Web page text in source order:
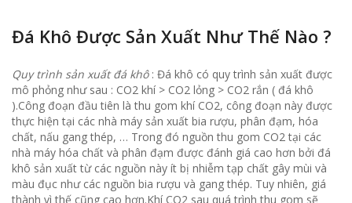
Đá Khô Được Sản Xuất Như Thế Nào ?
Quy trình sản xuất đá khô: Đá khô có quy trình sản xuất được
mô phỏng như sau : CO2 khí > CO2 lỏng > CO2 rắn ( đá khô
).Công đoạn đầu tiên là thu gom khí CO2, công đoạn này được
thực hiện tại các nhà máy sản xuất bia rượu, phân đạm, hóa
chất, nấu gang thép, … Trong đó nguồn thu gom CO2 tại các
nhà máy hóa chất và phân đạm được đánh giá cao hơn bởi đá
khô sản xuất từ các nguồn này ít bị nhiễm tạp chất gây mùi và
màu đục như các nguồn bia rượu và gang thép. Tuy nhiên, giá
thành vì thế cũng cao hơn.Khí CO2 sau quá trình thu gom sẽ